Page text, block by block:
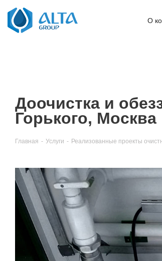
О
Доочистка и
Горького, Москва
Главная - Услуги - Реализованные проекты